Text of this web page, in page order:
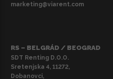
marketing@viarent.com
RS – BELGRÁD / BEOGRAD
SDT Renting D.O.O.
Sretenjska 4, 11272,
Dobanovci,